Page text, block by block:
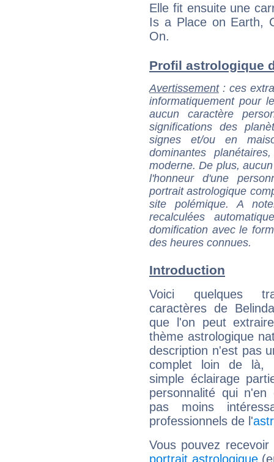
Elle fit ensuite une
Is a Place on Earth,
On.
Profil astrologique
Avertissement: ces
informatiquement pour
aucun caractère
significations des
signes et/ou en
dominantes
moderne. De plus,
l'honneur d'une
portrait astrologique
site polémique. A
recalculées
domification avec le
des heures connues.
Introduction
Voici quelques
caractères de
que l'on peut
thème astrologique
description n'est pas
complet loin de là,
simple éclairage
personnalité qui n'en
pas moins
professionnels de l'
Vous pouvez
portrait astrologique